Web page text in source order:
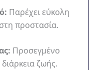
Παρέχει εύκολη
προστασία.
Προσεγμένο
ζωής.